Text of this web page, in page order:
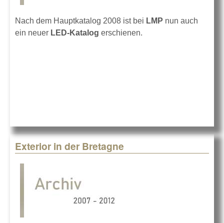
Nach dem Hauptkatalog 2008 ist bei LMP nun auch
ein neuer LED-Katalog erschienen.
Exterior in der Bretagne